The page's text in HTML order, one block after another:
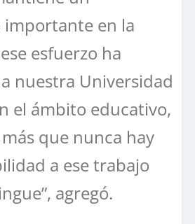
en la
esfuerzo ha
nuestra Universidad
el ámbito educativo,
que nunca hay
a ese trabajo
agregó.